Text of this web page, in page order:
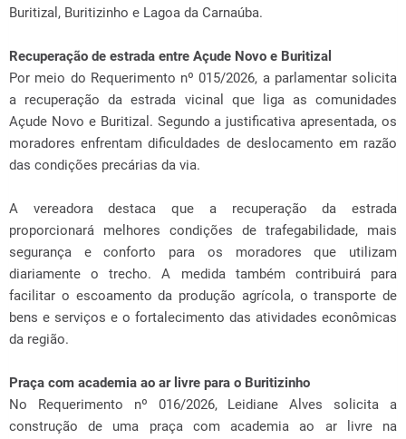
Buritizal, Buritizinho e Lagoa da Carnaúba.
Recuperação de estrada entre Açude Novo e Buritizal
Por meio do Requerimento nº 015/2026, a parlamentar solicita
a recuperação da estrada vicinal que liga as comunidades
Açude Novo e Buritizal. Segundo a justificativa apresentada, os
moradores enfrentam dificuldades de deslocamento em razão
das condições precárias da via.
A vereadora destaca que a recuperação da estrada
proporcionará melhores condições de trafegabilidade, mais
segurança e conforto para os moradores que utilizam
diariamente o trecho. A medida também contribuirá para
facilitar o escoamento da produção agrícola, o transporte de
bens e serviços e o fortalecimento das atividades econômicas
da região.
Praça com academia ao ar livre para o Buritizinho
No Requerimento nº 016/2026, Leidiane Alves solicita a
construção de uma praça com academia ao ar livre na